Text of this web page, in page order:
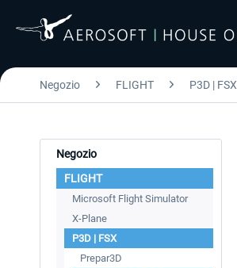
Negozio FLIGHT P3D | FSX
Negozio
FLIGHT
Microsoft Flight Simulator
X-Plane
P3D | FSX
Prepar3D